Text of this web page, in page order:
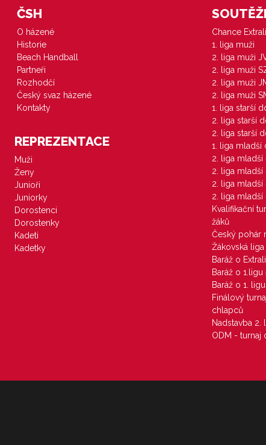
ČSH
O házené
Historie
Beach Handball
Partneři
Rozhodčí
Český svaz házené
Kontakty
REPREZENTACE
Muži
Ženy
Junioři
Juniorky
Dorostenci
Dorostenky
Kadeti
Kadetky
Chance
1. liga muži
2. liga muži
2. liga muži
2. liga muži
2. liga muži
1. liga starší
2. liga starší
2. liga starší
1. liga mladší
2. liga mladší
2. liga mladší
2. liga
2. liga
Kvalifikační
žáků
Český pohár
Žákovská
Baráž o
Baráž o
Baráž o 1.
Finálový
chlapců
Nadstavba 2.
ODM - turnaj